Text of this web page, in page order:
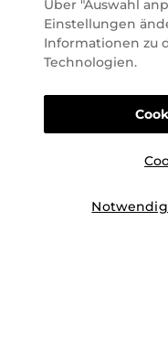
bis zur positiven
Rohstoffen. Darum
Wegen, um Ihnen
können online und
Fragen zu
Über "Auswahl
Einstellungen
Informationen zu
Technologien.